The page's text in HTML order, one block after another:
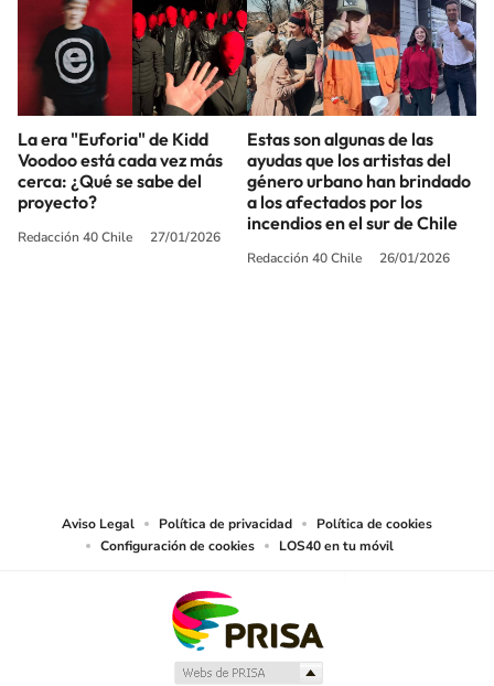
La era "Euforia" de Kidd
Voodoo está cada vez más
cerca: ¿Qué se sabe del
proyecto?
Redacción 40 Chile 27/01/2026
Estas son algunas de las
ayudas que los artistas del
género urbano han brindado
a los afectados por los
incendios en el sur de Chile
Redacción 40 Chile 26/01/2026
Aviso Legal Política de privacidad
Política de cookies
Configuración de cookies
LOS40 en tu móvil